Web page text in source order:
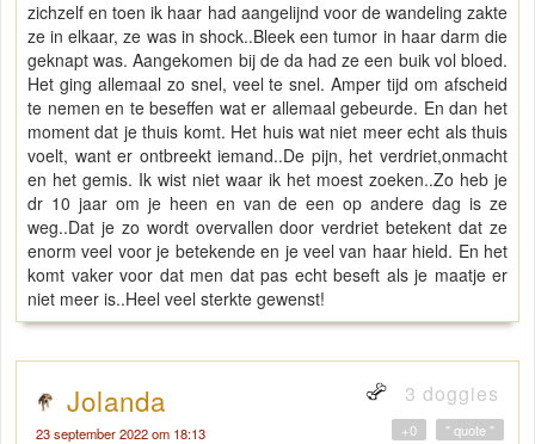
zichzelf en toen ik haar had aangelijnd voor de wandeling zakte
ze in elkaar, ze was in shock..Bleek een tumor in haar darm die
geknapt was. Aangekomen bij de da had ze een buik vol bloed.
Het ging allemaal zo snel, veel te snel. Amper tijd om afscheid
te nemen en te beseffen wat er allemaal gebeurde. En dan het
moment dat je thuis komt. Het huis wat niet meer echt als thuis
voelt, want er ontbreekt iemand..De pijn, het verdriet,onmacht
en het gemis. Ik wist niet waar ik het moest zoeken..Zo heb je
dr 10 jaar om je heen en van de een op andere dag is ze
weg..Dat je zo wordt overvallen door verdriet betekent dat ze
enorm veel voor je betekende en je veel van haar hield. En het
komt vaker voor dat men dat pas echt beseft als je maatje er
niet meer is..Heel veel sterkte gewenst!
Jolanda 3 doggies
23 september 2022 om 18:13 " quote "
+0